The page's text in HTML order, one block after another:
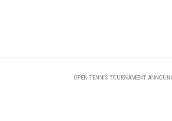
OPEN TENNIS TOURNAMENT